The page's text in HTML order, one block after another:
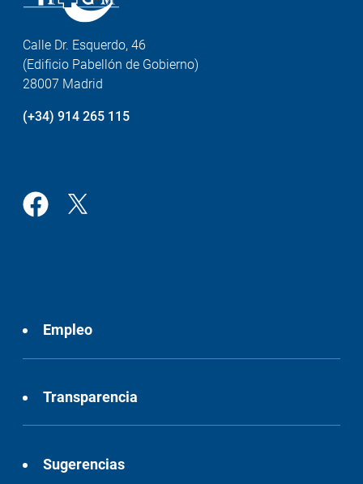
Calle Dr. Esquerdo, 46
(Edificio Pabellón de Gobierno)
28007 Madrid
(+34) 914 265 115
Empleo
Transparencia
Sugerencias